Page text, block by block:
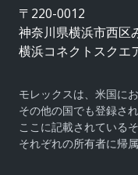
〒220-0012
神奈川県横浜市西区
横浜コネクトスクエ
モレックスは、米国に
その他の国でも登録さ
ここに記載されている
それぞれの所有者に帰